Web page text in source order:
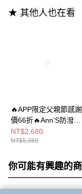
★ 其他人也在看
🔥APP限定父親節感謝
價66折🔥Ann’S防潑水
材質-腿型瞬間升級厚
底釦帶顯瘦短靴 7.5cm
NT$2,680
NT$5,380
你可能有興趣的